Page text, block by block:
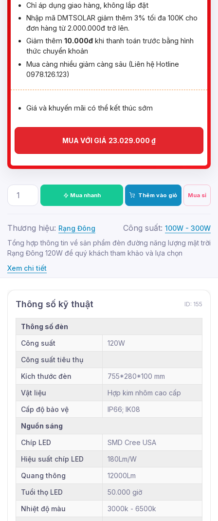
Chỉ áp dụng giao hàng, không lắp đặt
Nhập mã DMTSOLAR giảm thêm 3% tối đa 100K cho
đơn hàng từ 2.000.000đ trở lên.
Giảm thêm 10.000đ khi thanh toán trước bằng hình
thức chuyển khoản
Mua càng nhiều giảm càng sâu (Liên hệ Hotline
0978.126.123)
Giá và khuyến mãi có thể kết thúc sớm
MUA VỚI GIÁ 23.029.000 ₫
Mua nhanh Thêm vào giỏ Mua sỉ
Thương hiệu: Rạng Đông Công suất: 100W - 300W
Tổng hợp thông tin về sản phẩm đèn đường năng lượng mặt trời
Rạng Đông 120W để quý khách tham khảo và lựa chọn
Xem chi tiết
Thông số kỹ thuật ID: 155
Thông số đèn
Công suất
120W
Công suất tiêu thụ
Kích thước đèn
755*280*100 mm
Vật liệu
Hợp kim nhôm cao cấp
Cấp độ bảo vệ
IP66; IK08
Nguồn sáng
Chíp LED
SMD Cree USA
Hiệu suất chíp LED
180Lm/W
Quang thông
12000Lm
Tuổi thọ LED
50.000 giờ
Nhiệt độ màu
3000k - 6500k